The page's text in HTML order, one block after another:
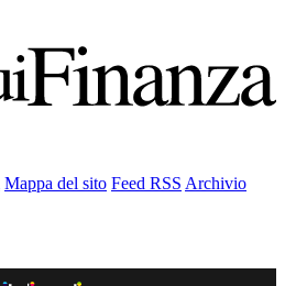
Mappa del sito Feed RSS Archivio